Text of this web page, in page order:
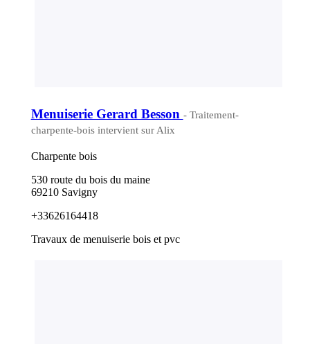
Menuiserie Gerard Besson - Traitement-
charpente-bois intervient sur Alix
Charpente bois
530 route du bois du maine
69210 Savigny
+33626164418
Travaux de menuiserie bois et pvc